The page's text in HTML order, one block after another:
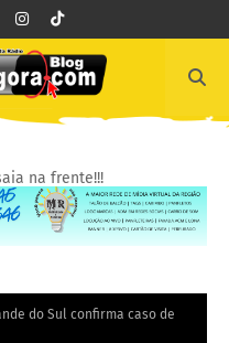
na frente!!!
do Sul confirma caso de